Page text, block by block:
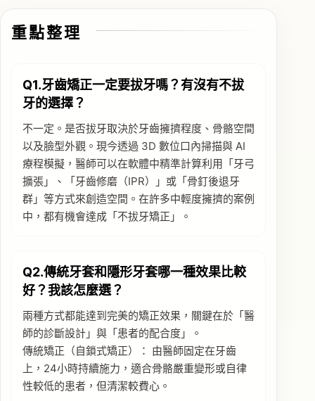
重點整理
Q1.牙齒矯正一定要拔牙嗎？有沒有不拔
牙的選擇？
不一定。是否拔牙取決於牙齒擁擠程度、骨骼空間
以及臉型外觀。現今透過 3D 數位口內掃描與 AI
療程模擬，醫師可以在軟體中精準計算利用「牙弓
擴張」、「牙齒修磨（IPR）」或「骨釘後退牙
群」等方式來創造空間。在許多中輕度擁擠的案例
中，都有機會達成「不拔牙矯正」。
Q2.傳統牙套和隱形牙套哪一種效果比較
好？我該怎麼選？
兩種方式都能達到完美的矯正效果，關鍵在於「醫
師的診斷設計」與「患者的配合度」。
傳統矯正（自鎖式矯正）： 由醫師固定在牙齒
上，24小時持續施力，適合骨骼嚴重變形或自律
性較低的患者，但清潔較費心。